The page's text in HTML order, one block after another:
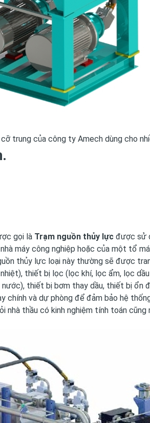
trung của công ty Amech dùng cho
gọi là Trạm nguồn thủy lực được sử
máy công nghiệp hoặc của một tổ
thủy lực loại này thường sẽ được
thiết bị lọc (lọc khí, lọc ẩm, lọc
thiết bị bơm thay dầu, thiết bị ổn
và dự phòng để đảm bảo hệ
nhà thầu có kinh nghiệm tính toán